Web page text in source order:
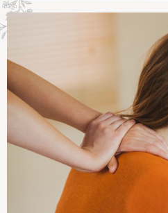
Massage
EN